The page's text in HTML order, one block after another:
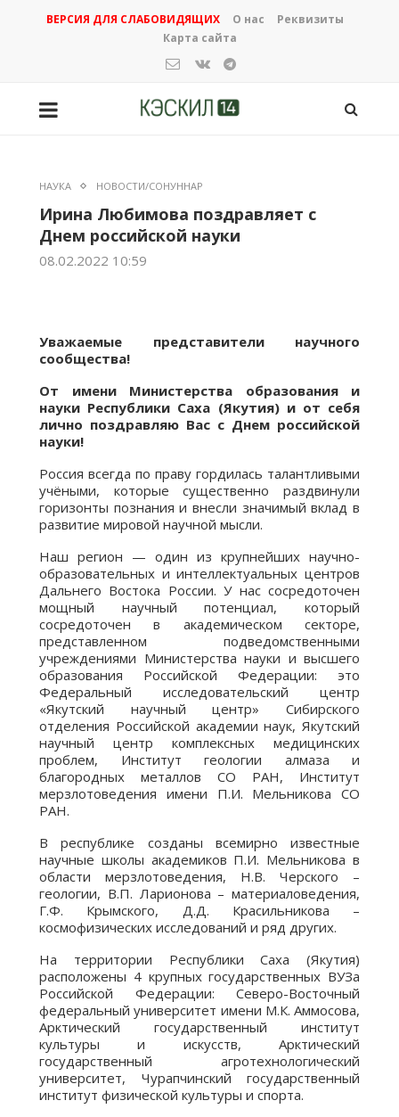
ВЕРСИЯ ДЛЯ СЛАБОВИДЯЩИХ О нас
Реквизиты
Карта сайта
НАУКА НОВОСТИ/СОНУННАР
Ирина Любимова поздравляет с
Днем российской науки
08.02.2022 10:59
Уважаемые представители научного
сообщества!
От имени Министерства образования и
науки Республики Саха (Якутия) и от себя
лично поздравляю Вас с Днем российской
науки!
Россия всегда по праву гордилась талантливыми
учёными, которые существенно раздвинули
горизонты познания и внесли значимый вклад в
развитие мировой научной мысли.
Наш регион — один из крупнейших научно-
образовательных и интеллектуальных центров
Дальнего Востока России. У нас сосредоточен
мощный научный потенциал, который
сосредоточен в академическом секторе,
представленном подведомственными
учреждениями Министерства науки и высшего
образования Российской Федерации: это
Федеральный исследовательский центр
«Якутский научный центр» Сибирского
отделения Российской академии наук, Якутский
научный центр комплексных медицинских
проблем, Институт геологии алмаза и
благородных металлов СО РАН, Институт
мерзлотоведения имени П.И. Мельникова СО
РАН.
В республике созданы всемирно известные
научные школы академиков П.И. Мельникова в
области мерзлотоведения, Н.В. Черского –
геологии, В.П. Ларионова – материаловедения,
Г.Ф. Крымского, Д.Д. Красильникова –
космофизических исследований и ряд других.
На территории Республики Саха (Якутия)
расположены 4 крупных государственных ВУЗа
Российской Федерации: Северо-Восточный
федеральный университет имени М.К. Аммосова,
Арктический государственный институт
культуры и искусств, Арктический
государственный агротехнологический
университет, Чурапчинский государственный
институт физической культуры и спорта.